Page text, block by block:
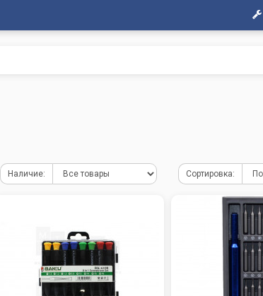
Наличие: Сортировка: